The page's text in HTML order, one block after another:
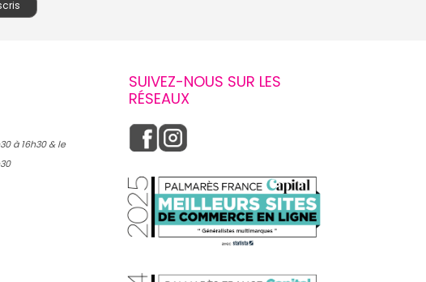
à 16h30 & le
SUIVEZ-NOUS SUR LES
RÉSEAUX